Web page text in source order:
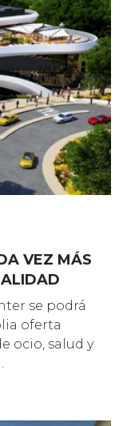
VEZ MÁS
se podrá
oferta
ocio, salud y